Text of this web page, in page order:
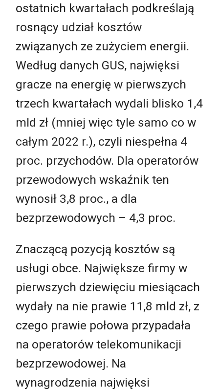
ostatnich kwartałach podkreślają
rosnący udział kosztów
związanych ze zużyciem energii.
Według danych GUS, najwięksi
gracze na energię w pierwszych
trzech kwartałach wydali blisko 1,4
mld zł (mniej więc tyle samo co w
całym 2022 r.), czyli niespełna 4
proc. przychodów. Dla operatorów
przewodowych wskaźnik ten
wynosił 3,8 proc., a dla
bezprzewodowych – 4,3 proc.
Znaczącą pozycją kosztów są
usługi obce. Największe firmy w
pierwszych dziewięciu miesiącach
wydały na nie prawie 11,8 mld zł, z
czego prawie połowa przypadała
na operatorów telekomunikacji
bezprzewodowej. Na
wynagrodzenia najwięksi